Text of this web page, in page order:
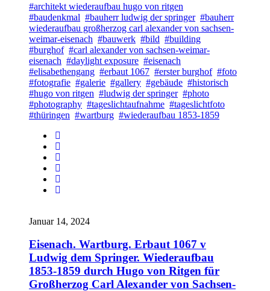
#architekt wiederaufbau hugo von ritgen
#baudenkmal #bauherr ludwig der springer #bauherr
wiederaufbau großherzog carl alexander von sachsen-
weimar-eisenach #bauwerk #bild #building
#burghof #carl alexander von sachsen-weimar-
eisenach #daylight exposure #eisenach
#elisabethengang #erbaut 1067 #erster burghof #foto
#fotografie #galerie #gallery #gebäude #historisch
#hugo von ritgen #ludwig der springer #photo
#photography #tageslichtaufnahme #tageslichtfoto
#thüringen #wartburg #wiederaufbau 1853-1859
Januar 14, 2024
Eisenach. Wartburg. Erbaut 1067 v
Ludwig dem Springer. Wiederaufbau
1853-1859 durch Hugo von Ritgen für
Großherzog Carl Alexander von Sachsen-